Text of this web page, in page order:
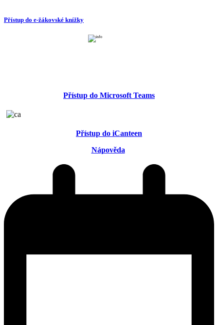
Přístup do e-žákovské knížky
Přístup do Microsoft Teams
Přístup do iCanteen
Nápověda